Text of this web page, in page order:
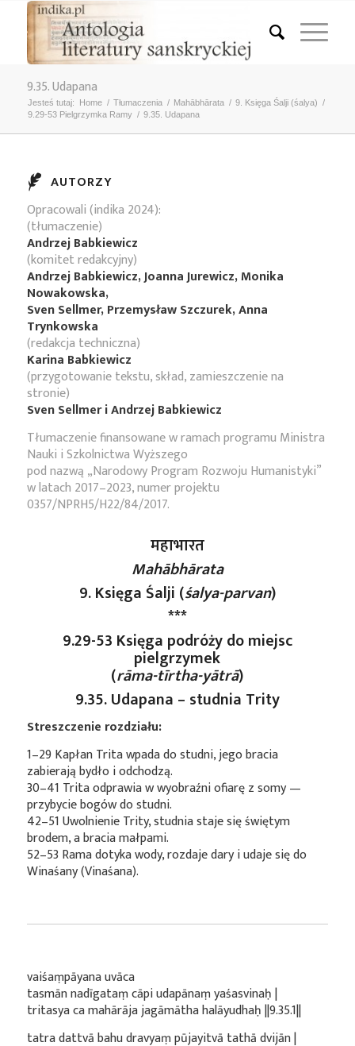
9.35. Udapana
Jesteś tutaj: Home / Tłumaczenia / Mahābhārata / 9. Księga Śalji (śalya) /
9.29-53 Pielgrzymka Ramy / 9.35. Udapana
AUTORZY
Opracowali (indika 2024):
(tłumaczenie)
Andrzej Babkiewicz
(komitet redakcyjny)
Andrzej Babkiewicz, Joanna Jurewicz, Monika
Nowakowska,
Sven Sellmer, Przemysław Szczurek, Anna
Trynkowska
(redakcja techniczna)
Karina Babkiewicz
(przygotowanie tekstu, skład, zamieszczenie na
stronie)
Sven Sellmer i Andrzej Babkiewicz
Tłumaczenie finansowane w ramach programu Ministra
Nauki i Szkolnictwa Wyższego
pod nazwą „Narodowy Program Rozwoju Humanistyki”
w latach 2017–2023, numer projektu
0357/NPRH5/H22/84/2017.
महाभारत
Mahābhārata
9. Księga Śalji (śalya-parvan)
***
9.29-53 Księga podróży do miejsc
pielgrzymek
(rāma-tīrtha-yātrā)
9.35. Udapana – studnia Trity
Streszczenie rozdziału:
1–29 Kapłan Trita wpada do studni, jego bracia
zabierają bydło i odchodzą.
30–41 Trita odprawia w wyobraźni ofiarę z somy —
przybycie bogów do studni.
42–51 Uwolnienie Trity, studnia staje się świętym
brodem, a bracia małpami.
52–53 Rama dotyka wody, rozdaje dary i udaje się do
Winaśany (Vinaśana).
vaiśaṃpāyana uvāca
tasmān nadīgataṃ cāpi udapānaṃ yaśasvinaḥ |
tritasya ca mahārāja jagāmātha halāyudhaḥ ||9.35.1||
tatra dattvā bahu dravyaṃ pūjayitvā tathā dvijān |